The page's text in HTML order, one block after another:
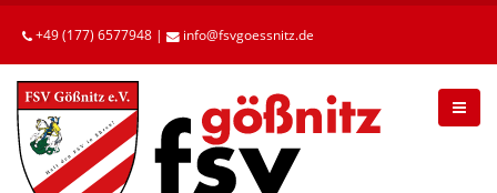
Betätigen
die
Enter-
Taste,
um
zum
Hauptinhalt
+49 (177) 6577948 | info fsvgoessnitz de